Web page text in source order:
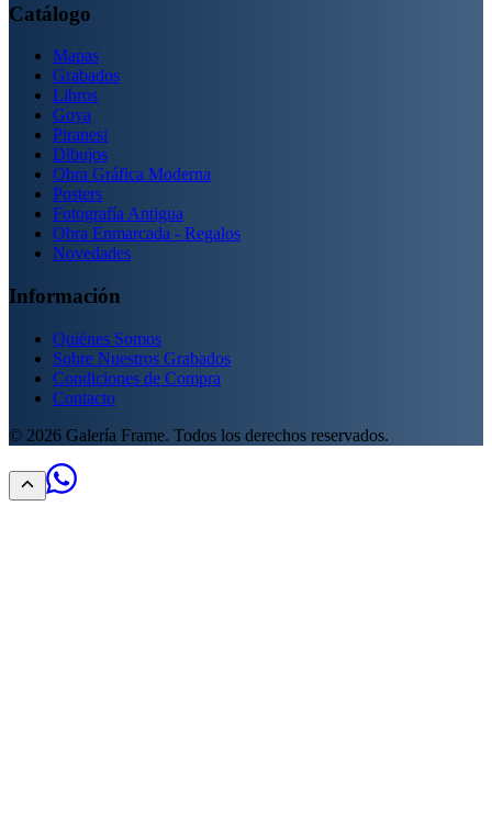
Catálogo
Mapas
Grabados
Libros
Goya
Piranesi
Dibujos
Obra Gráfica Moderna
Posters
Fotografía Antigua
Obra Enmarcada - Regalos
Novedades
Información
Quiénes Somos
Sobre Nuestros Grabados
Condiciones de Compra
Contacto
© 2026 Galería Frame. Todos los derechos reservados.